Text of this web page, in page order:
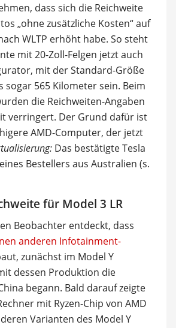
dass sich die Reichweite
„ohne zusätzliche Kosten“ auf
WLTP erhöht habe. So steht
mit 20-Zoll-Felgen jetzt auch
mit der Standard-Größe
sogar 565 Kilometer sein. Beim
die Reichweiten-Angaben
verringert. Der Grund dafür ist
AMD-Computer, der jetzt
Das bestätigte Tesla
Bestellers aus Australien (s.
für Model 3 LR
Beobachter entdeckt, dass
anderen Infotainment-
zunächst im Model Y
dessen Produktion die
begann. Bald darauf zeigte
mit Ryzen-Chip von AMD
Varianten des Model Y